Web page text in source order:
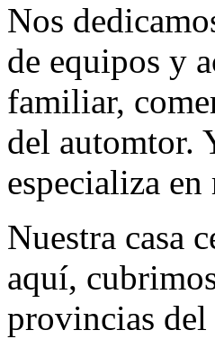
Nos
de equipos y
familiar,
del automtor.
especializa en
Nuestra casa
aquí,
provincias